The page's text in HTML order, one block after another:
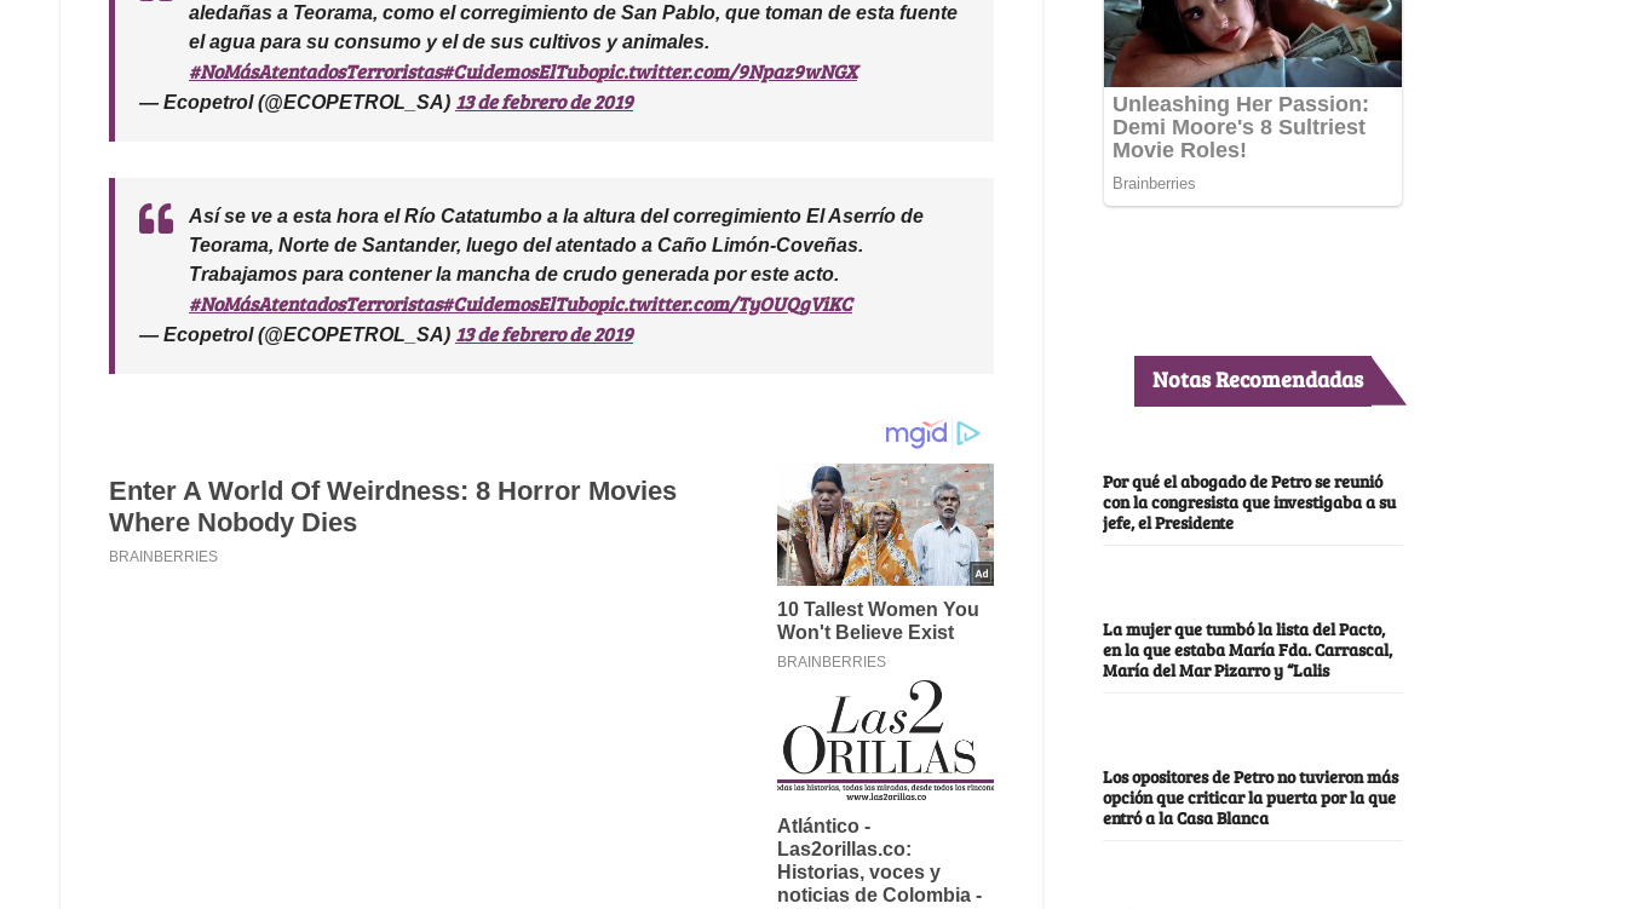
aledañas a Teorama, como el corregimiento de San Pablo, que toman de esta fuente
el agua para su consumo y el de sus cultivos y animales.
#NoMásAtentadosTerroristas#CuidemosElTubopic.twitter.com/9Npaz9wNGX
— Ecopetrol (@ECOPETROL_SA) 13 de febrero de 2019
Así se ve a esta hora el Río Catatumbo a la altura del corregimiento El Aserrío de
Teorama, Norte de Santander, luego del atentado a Caño Limón-Coveñas.
Trabajamos para contener la mancha de crudo generada por este acto.
#NoMásAtentadosTerroristas#CuidemosElTubopic.twitter.com/TyOUQgViKC
— Ecopetrol (@ECOPETROL_SA) 13 de febrero de 2019
Notas Recomendadas
Por qué el abogado de Petro se reunió
con la congresista que investigaba a su
jefe, el Presidente
La mujer que tumbó la lista del Pacto,
en la que estaba María Fda. Carrascal,
María del Mar Pizarro y “Lalis
Los opositores de Petro no tuvieron más
opción que criticar la puerta por la que
entró a la Casa Blanca